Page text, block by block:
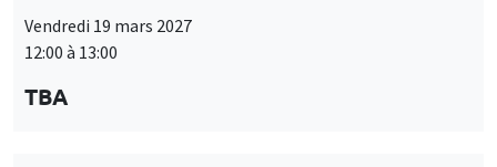
Vendredi 19 mars 2027
12:00 à 13:00
TBA